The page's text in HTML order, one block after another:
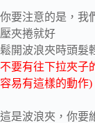
你要注意的是，我
壓夾捲就好
鬆開波浪夾時頭髮
不要有往下拉夾子
容易有這樣的動作)
這是波浪夾，你要